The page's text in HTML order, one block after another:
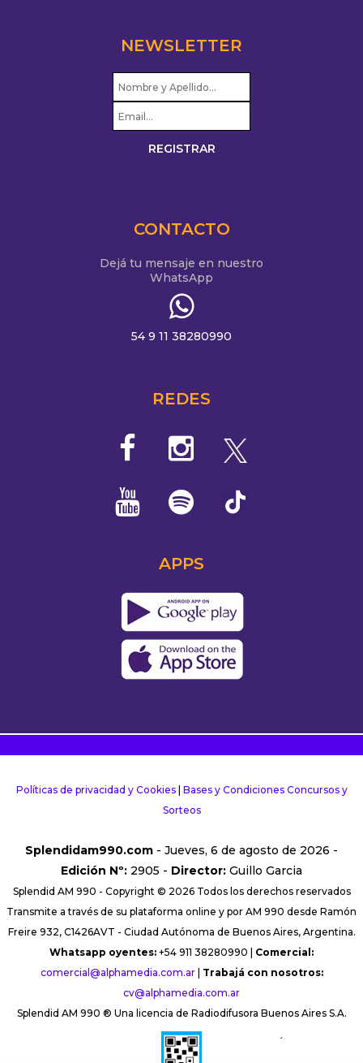
NEWSLETTER
CONTACTO
Dejá tu mensaje en nuestro
WhatsApp
54 9 11 38280990
REDES
APPS
Políticas de privacidad y Cookies| Bases y Condiciones Concursos y
Sorteos
Splendidam990.com - Jueves, 6 de agosto de 2026 -
Edición Nº: 2905 - Director: Guillo Garcia
Splendid AM 990 - Copyright © 2026 Todos los derechos reservados
Transmite a través de su plataforma online y por AM 990 desde Ramón
Freire 932, C1426AVT - Ciudad Autónoma de Buenos Aires, Argentina.
Whatsapp oyentes: +54 911 38280990 | Comercial:
comercial@alphamedia.com.ar| Trabajá con nosotros:
cv@alphamedia.com.ar
Splendid AM 990 ® Una licencia de Radiodifusora Buenos Aires S.A.
´